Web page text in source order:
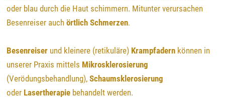
oder blau durch die Haut schimmern. Mitunter verursachen
Besenreiser auchörtlich Schmerzen.
Besenreiser und kleinere (retikuläre) Krampfadern können in
unserer Praxis mittels Mikrosklerosierung
(Verödungsbehandlung),Schaumsklerosierung
oder Lasertherapie behandelt werden.